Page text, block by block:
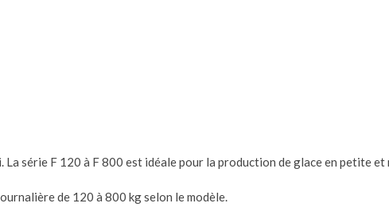
La série F 120 à F 800 est idéale pour la production de glace en petite
de 120 à 800 kg selon le modèle.